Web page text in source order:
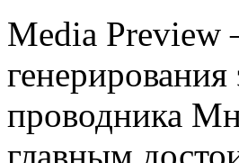
Media Preview
проводника